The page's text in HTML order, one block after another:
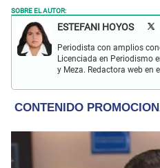
SOBRE EL AUTOR:
ESTEFANI HOYOS
Periodista con amplios
Licenciada en Periodismo
y Meza. Redactora web en
internacional; tendencias,